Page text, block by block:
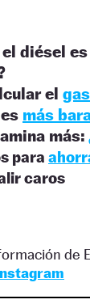
el diésel es
el
más
más:
para
caros
de